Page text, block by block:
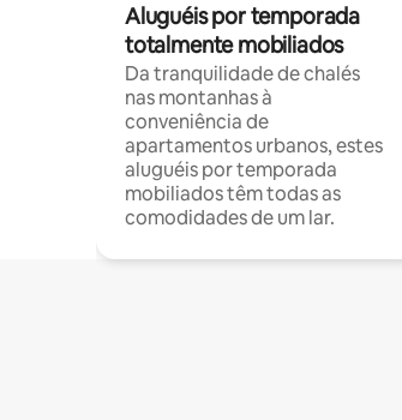
Aluguéis por temporada
totalmente mobiliados
Da tranquilidade de chalés
nas montanhas à
conveniência de
apartamentos urbanos, estes
aluguéis por temporada
mobiliados têm todas as
comodidades de um lar.